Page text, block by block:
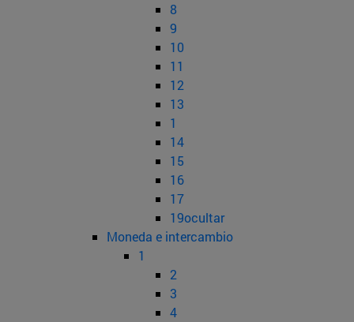
8
9
10
11
12
13
1
14
15
16
17
19ocultar
Moneda e intercambio
1
2
3
4